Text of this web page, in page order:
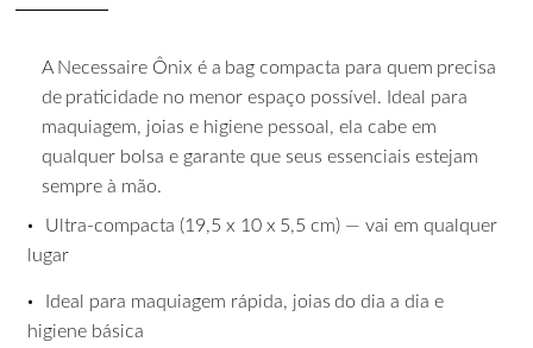
A Necessaire Ônix é a bag compacta para quem precisa
de praticidade no menor espaço possível. Ideal para
maquiagem, joias e higiene pessoal, ela cabe em
qualquer bolsa e garante que seus essenciais estejam
sempre à mão.
• Ultra-compacta (19,5 x 10 x 5,5 cm) — vai em qualquer
lugar
• Ideal para maquiagem rápida, joias do dia a dia e
higiene básica